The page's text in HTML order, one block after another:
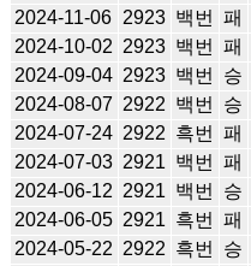
2024-11-06 2923 백번 패
2024-10-02 2923 백번 패
2024-09-04 2923 백번 승
2024-08-07 2922 백번 승
2024-07-24 2922 흑번 패
2024-07-03 2921 백번 패
2024-06-12 2921 백번 승
2024-06-05 2921 흑번 패
2024-05-22 2922 흑번 승